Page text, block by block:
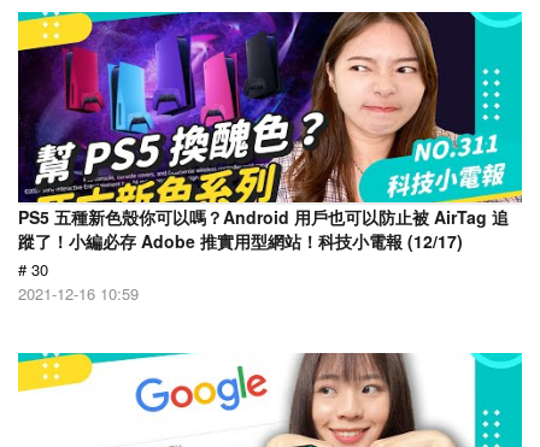
PS5 五種新色殼你可以嗎？Android 用戶也可以防止被 AirTag 追
蹤了！小編必存 Adobe 推實用型網站！科技小電報 (12/17)
# 30
2021-12-16 10:59